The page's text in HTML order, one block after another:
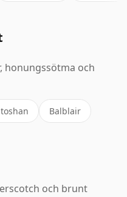
och
Balblair
och brunt